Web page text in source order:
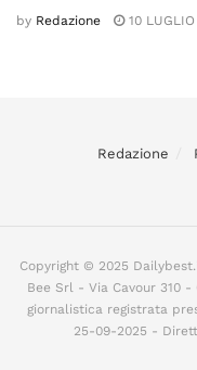
by Redazione 10
Redazione
Copyright © 2025
Bee Srl - Via Cavour 310 -
giornalistica registrata
25-09-2025 -